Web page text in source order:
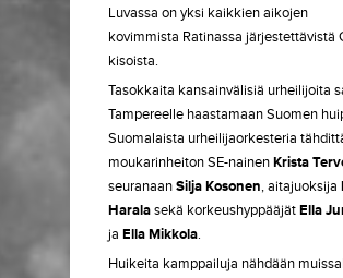
Luvassa on yksi kaikkien aikojen
kovimmista Ratinassa järjestettävistä
kisoista.
Tasokkaita kansainvälisiä urheilijoita
Tampereelle haastamaan Suomen
Suomalaista urheilijaorkesteria
moukarinheiton SE-nainenKrista
seuranaanSilja Kosonen, aitajuoksija
Haralasekä korkeushyppääjätElla
ja Ella Mikkola.
Huikeita kamppailuja nähdään